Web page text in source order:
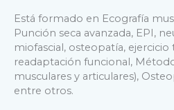
Está formado en Ecografía
Punción seca avanzada, EPI,
miofascial, osteopatía,
readaptación funcional,
musculares y articulares),
entre otros.